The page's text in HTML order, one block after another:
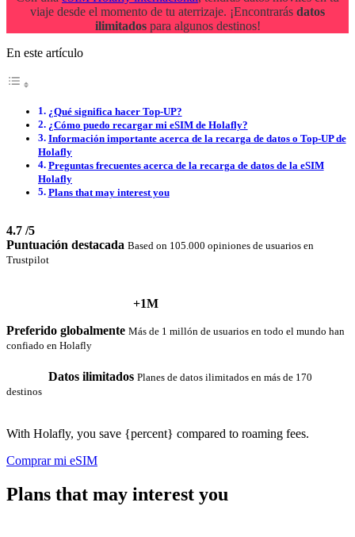
viaje desde el momento de tu aterrizaje. ¡Encontrarás datos
ilimitadospara algunos destinos!
En este artículo
¿Qué significa hacer Top-UP?
¿Cómo puedo recargar mi eSIM de Holafly?
Información importante acerca de la recarga de datos o Top-UP de
Holafly
Preguntas frecuentes acerca de la recarga de datos de la eSIM
Holafly
Plans that may interest you
4.7 /5
Puntuación destacada Based on 105.000 opiniones de usuarios en
Trustpilot
+1M
Preferido globalmente Más de 1 millón de usuarios en todo el mundo han
confiado en Holafly
Datos ilimitados Planes de datos ilimitados en más de 170
destinos
With Holafly, you save {percent} compared to roaming fees.
Comprar mi eSIM
Plans that may interest you